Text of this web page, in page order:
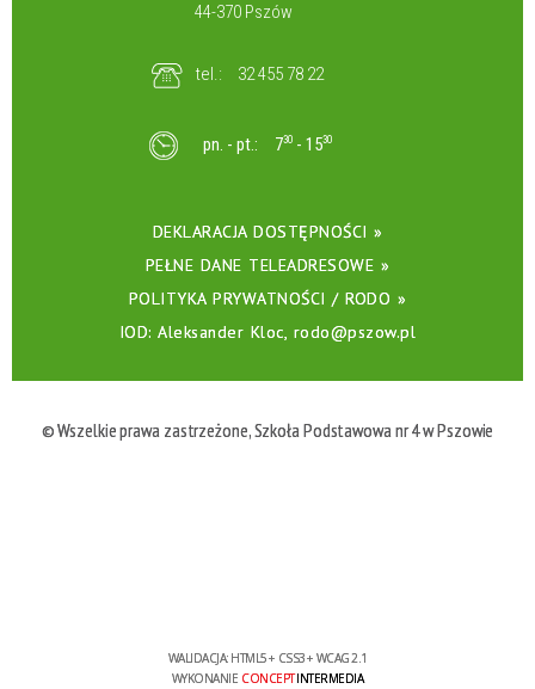
44-370 Pszów
tel.: 32 455 78 22
pn. - pt.: 730 - 1530
DEKLARACJA DOSTĘPNOŚCI »
PEŁNE DANE TELEADRESOWE »
POLITYKA PRYWATNOŚCI / RODO »
IOD: Aleksander Kloc, rodo@pszow.pl
© Wszelkie prawa zastrzeżone, Szkoła Podstawowa nr 4 w Pszowie
WALIDACJA: HTML5+ CSS3+ WCAG 2.1
WYKONANIE CONCEPTINTERMEDIA